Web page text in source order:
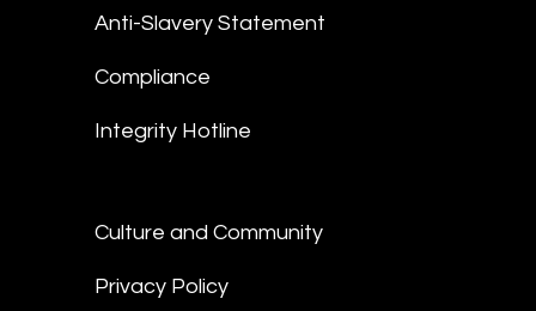
Anti-Slavery Statement
Compliance
Integrity Hotline
Culture and Community
Privacy Policy